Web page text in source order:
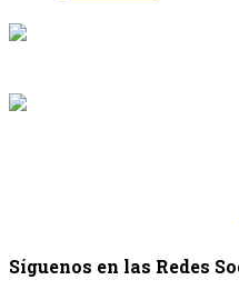
Síguenos en las Redes